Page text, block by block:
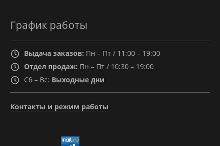
График работы
Выдача заказов: Пн – Пт / 11:00 – 19:00
Отдел продаж: Пн – Пт / 10:30 – 19:00
Сб – Вс: Выходные дни
Контакты и режим работы